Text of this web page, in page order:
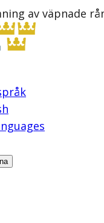
av väpnade